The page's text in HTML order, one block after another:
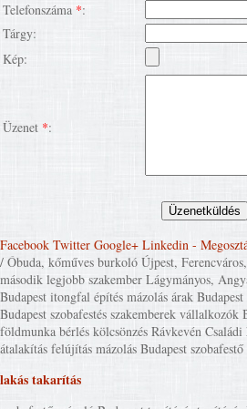
Telefonszáma *:
Tárgy:
Kép:
Üzenet *:
Facebook Twitter Google+ Linkedin -
/ Óbuda, kőműves burkoló Újpest,
második legjobb szakember Lágymányos,
Budapest itongfal építés mázolás árak Budapest
Budapest szobafestés szakemberek vállalkozók
földmunka bérlés kölcsönzés Rávkevén Családi
átalakítás felújítás mázolás Budapest
lakás takarítás